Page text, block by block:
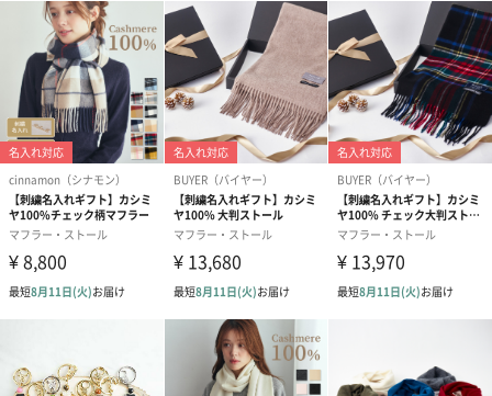
プリザーブドフラワー
ブーケ（ピンク）
（2,580円）
プリザーブドフラワー
ブーケ（ブルー）
（2,580円）
アミュレット
ク）（1,500円
紅茶・コーヒー・スイーツ
紅茶・コーヒー・スイーツを同梱してお届けいたします。ギフト
への＋αにおすすめです。